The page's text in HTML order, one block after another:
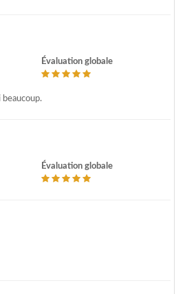
Évaluation globale
Évaluation globale